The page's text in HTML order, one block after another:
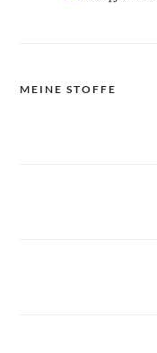
MEINE STOFFE